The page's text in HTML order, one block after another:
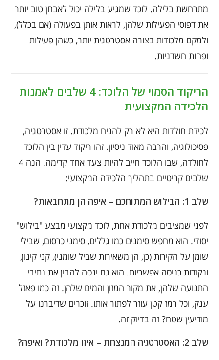
מתרחשת בלילה. לוכד שמגיע בלילה יכול לאבחן טוב יותר
את דפוסי הפעילות שלהן, לראות אותן בפעולה (אם בכלל),
ולמקם מלכודות בצורה אסטרטגית יותר, כשהן פעילות
ופחות חשדניות.
הריקוד הסמוי של הלוכד: 4 שלבים לאמנות
הלכידה המקצועית
לכידת חולדות היא לא רק להניח מלכודת. זו אסטרטגיה,
פסיכולוגיה, והרבה מאוד ניסיון. זהו ריקוד עדין בין הלוכד
לחולדה, שבו הלוכד חייב להיות צעד אחד קדימה. הנה 4
שלבים קריטיים בתהליך הלכידה המקצועי:
שלב 1: הבילוש המתוחכם – איפה הן מתחבאות?
לפני שמציבים מלכודת אחת, לוכד מקצועי מבצע "בילוש"
יסודי. הוא מחפש סימנים כמו גללים, סימני כרסום, שבילי
שומן על הקירות (כן, הן משאירות שביל שומני), קני קינון,
ונקודות כניסה אפשריות. הוא גם ינסה להבין את נתיבי
התנועה שלהן, את מקור המזון והמים שלהן. זה כמו פאזל
ענק, וכל רמז קטן עוזר לפתור אותו. זוכרים שדיברנו על
מודיעין שטח? זה בדיוק זה.
שלב 2: האסטרטגיה המנצחת – איזו מלכודת? ואיפה?